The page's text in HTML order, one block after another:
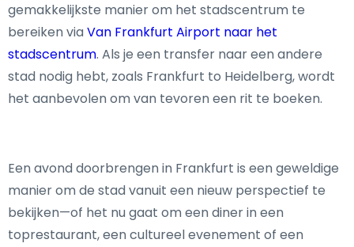
gemakkelijkste manier om het stadscentrum te
bereiken viaVan Frankfurt Airport naar het
stadscentrum. Als je een transfer naar een andere
stad nodig hebt, zoals Frankfurt to Heidelberg, wordt
het aanbevolen om van tevoren een rit te boeken.
Een avond doorbrengen in Frankfurt is een geweldige
manier om de stad vanuit een nieuw perspectief te
bekijken—of het nu gaat om een diner in een
toprestaurant, een cultureel evenement of een